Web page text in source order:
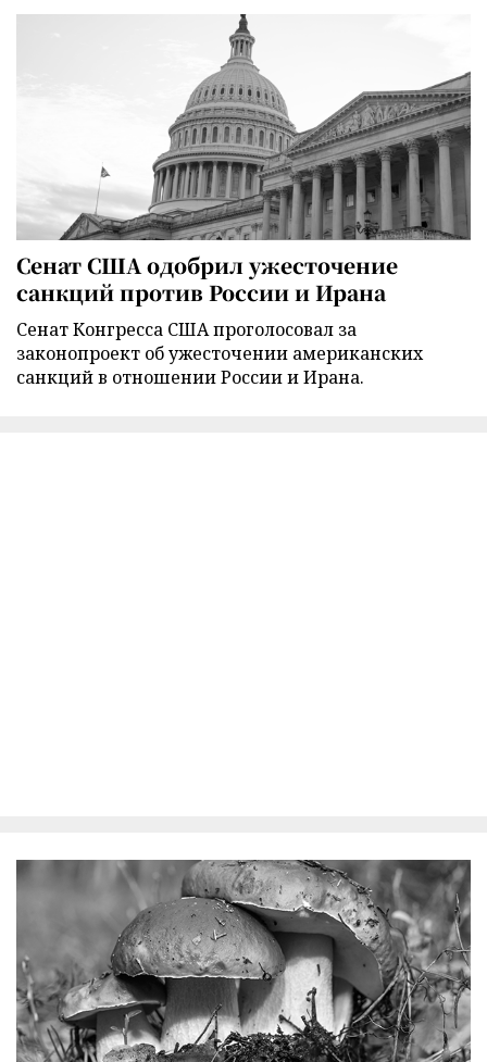
Сенат США одобрил ужесточение
санкций против России и Ирана
Сенат Конгресса США проголосовал за
законопроект об ужесточении американских
санкций в отношении России и Ирана.